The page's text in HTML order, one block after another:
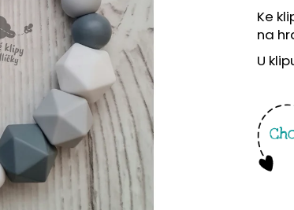
Ke
na
U